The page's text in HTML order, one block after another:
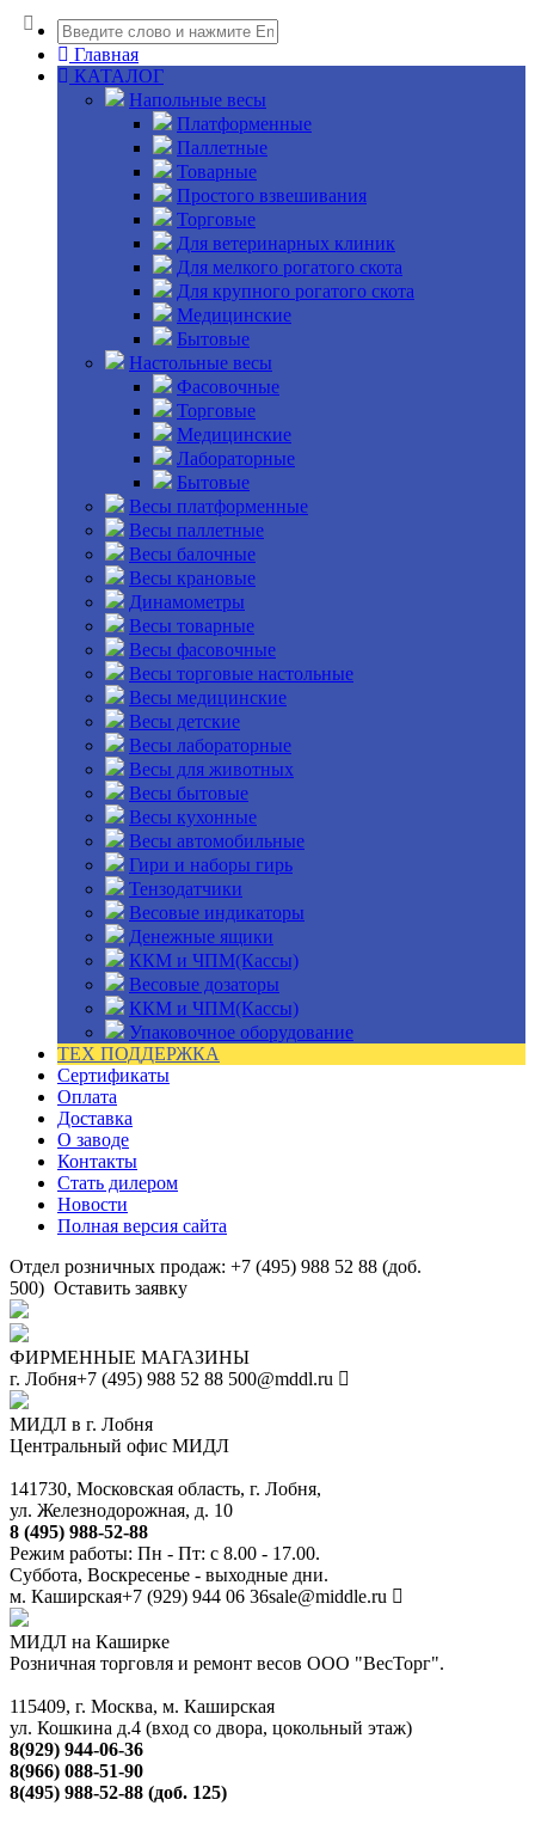
Главная
КАТАЛОГ
Напольные весы
Платформенные
Паллетные
Товарные
Простого взвешивания
Торговые
Для ветеринарных клиник
Для мелкого рогатого скота
Для крупного рогатого скота
Медицинские
Бытовые
Настольные весы
Фасовочные
Торговые
Медицинские
Лабораторные
Бытовые
Весы платформенные
Весы паллетные
Весы балочные
Весы крановые
Динамометры
Весы товарные
Весы фасовочные
Весы торговые настольные
Весы медицинские
Весы детские
Весы лабораторные
Весы для животных
Весы бытовые
Весы кухонные
Весы автомобильные
Гири и наборы гирь
Тензодатчики
Весовые индикаторы
Денежные ящики
ККМ и ЧПМ(Кассы)
Весовые дозаторы
ККМ и ЧПМ(Кассы)
Упаковочное оборудование
ТЕХ ПОДДЕРЖКА
Сертификаты
Оплата
Доставка
О заводе
Контакты
Стать дилером
Новости
Полная версия сайта
Отдел розничных продаж: +7 (495) 988 52 88 (доб.
500) Оставить заявку
ФИРМЕННЫЕ МАГАЗИНЫ
г. Лобня+7 (495) 988 52 88 500@mddl.ru
МИДЛ в г. Лобня
Центральный офис МИДЛ
141730, Московская область, г. Лобня,
ул. Железнодорожная, д. 10
8 (495) 988-52-88
Режим работы: Пн - Пт: с 8.00 - 17.00.
Суббота, Воскресенье - выходные дни.
м. Каширская+7 (929) 944 06 36sale@middle.ru
МИДЛ на Каширке
Розничная торговля и ремонт весов ООО "ВесТорг".
115409, г. Москва, м. Каширская
ул. Кошкина д.4 (вход со двора, цокольный этаж)
8(929) 944-06-36
8(966) 088-51-90
8(495) 988-52-88 (доб. 125)